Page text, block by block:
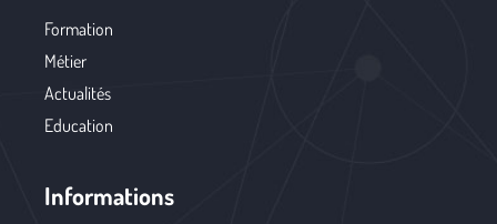
Formation
Métier
Actualités
Education
Informations